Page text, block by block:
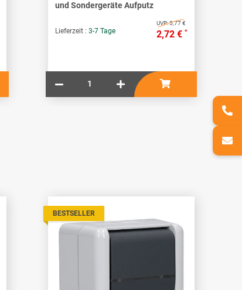
und Sondergeräte Aufputz
Lieferzeit : 3-7 Tage
UVP:5,77 €
2,72 € *
BESTSELLER